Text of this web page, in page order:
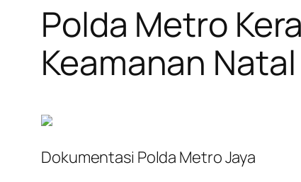
Polda Metro
Keamanan Natal
Dokumentasi Polda Metro Jaya